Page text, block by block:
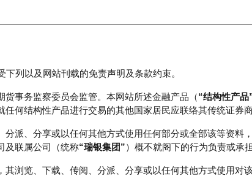
及市场统计 瑞银轮证教室
下列以及网站刊载的免责声明及条款约束。
事务监察委员会监管。本网站所述金融产品（“结构性产品
何结构性产品进行交易的其他国家居民应联络其传统证券商
派、分享或以任何其他方式使用任何部分或全部该等资料
及联属公司（统称“瑞银集团”）概不就阁下的行为负责或承
浏览、下载、传阅、分派、分享或以任何其他方式使用对